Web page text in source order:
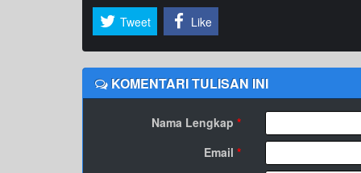
Tweet Like
KOMENTARI TULISAN INI
Nama Lengkap*
Email*